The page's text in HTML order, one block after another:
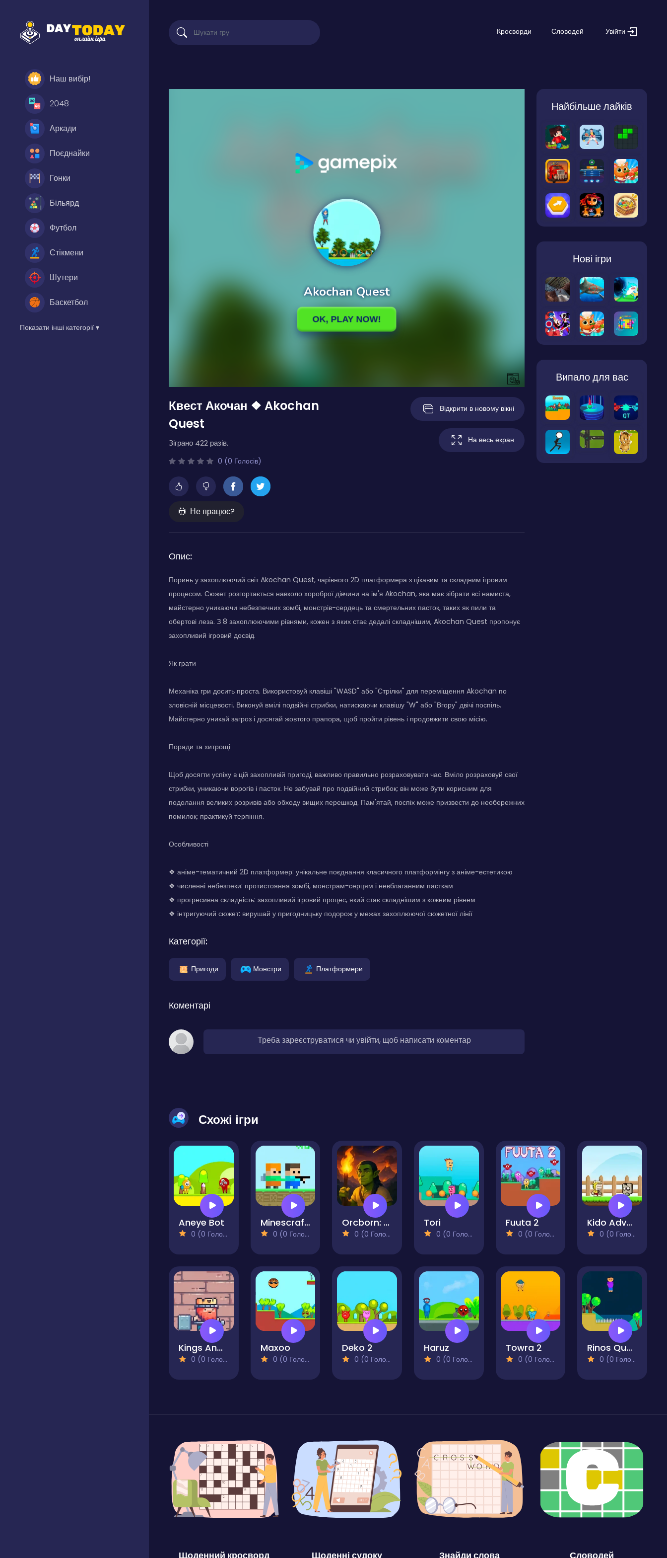
Наш вибір!
2048
Аркади
Поєднайки
Гонки
Більярд
Футбол
Стікмени
Шутери
Баскетбол
Показати інші категорії ▾
Кросворди Словодей Увійти
Квест Акочан ❖ Akochan
Quest
Зіграно 422 разів.
0 (0 Голосів)
Не працює?
Відкрити в новому вікні
На весь екран
Опис:
Поринь у захоплюючий світ Akochan Quest, чарівного 2D платформера з цікавим та складним ігровим
процесом. Сюжет розгортається навколо хороброї дівчини на ім'я Akochan, яка має зібрати всі намиста,
майстерно уникаючи небезпечних зомбі, монстрів-сердець та смертельних пасток, таких як пили та
обертові леза. З 8 захоплюючими рівнями, кожен з яких стає дедалі складнішим, Akochan Quest пропонує
захопливий ігровий досвід.
Як грати
Механіка гри досить проста. Використовуй клавіші "WASD" або "Стрілки" для переміщення Akochan по
зловісній місцевості. Виконуй вмілі подвійні стрибки, натискаючи клавішу "W" або "Вгору" двічі поспіль.
Майстерно уникай загроз і досягай жовтого прапора, щоб пройти рівень і продовжити свою місію.
Поради та хитрощі
Щоб досягти успіху в цій захопливій пригоді, важливо правильно розраховувати час. Вміло розраховуй свої
стрибки, уникаючи ворогів і пасток. Не забувай про подвійний стрибок; він може бути корисним для
подолання великих розривів або обходу вищих перешкод. Пам'ятай, поспіх може призвести до необережних
помилок; практикуй терпіння.
Особливості
❖ аніме-тематичний 2D платформер: унікальне поєднання класичного платформінгу з аніме-естетикою
❖ численні небезпеки: протистояння зомбі, монстрам-серцям і невблаганним пасткам
❖ прогресивна складність: захопливий ігровий процес, який стає складнішим з кожним рівнем
❖ інтригуючий сюжет: вирушай у пригодницьку подорож у межах захоплюючої сюжетної лінії
Категорії:
Пригоди Монстри Платформери
Коментарі
Треба зареєструватися чи увійти, щоб написати коментар
Найбільше лайків
Нові ігри
Випало для вас
Схожі ігри
Aneye Bot
0 (0 Голосів)
Minescrafter - Steve and Alex
0 (0 Голосів)
Orcborn: The Great Flight
0 (0 Голосів)
Tori
0 (0 Голосів)
Fuuta 2
0 (0 Голосів)
Kido Adventure
0 (0 Голосів)
Kings And Pigs
0 (0 Голосів)
Maxoo
0 (0 Голосів)
Deko 2
0 (0 Голосів)
Haruz
0 (0 Голосів)
Towra 2
0 (0 Голосів)
Rinos Quest
0 (0 Голосів)
Щоденний кросворд Щоденні судоку Знайди слова Словодей